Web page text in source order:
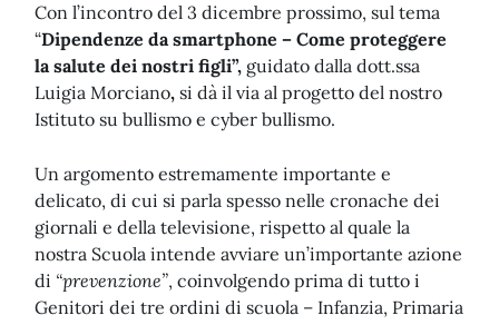
Con l’incontro del 3 dicembre prossimo, sul tema
“Dipendenze da smartphone – Come proteggere
la salute dei nostri figli”, guidato dalla dott.ssa
Luigia Morciano, si dà il via al progetto del nostro
Istituto su bullismo e cyber bullismo.
Un argomento estremamente importante e
delicato, di cui si parla spesso nelle cronache dei
giornali e della televisione, rispetto al quale la
nostra Scuola intende avviare un’importante azione
di “prevenzione”, coinvolgendo prima di tutto i
Genitori dei tre ordini di scuola – Infanzia, Primaria